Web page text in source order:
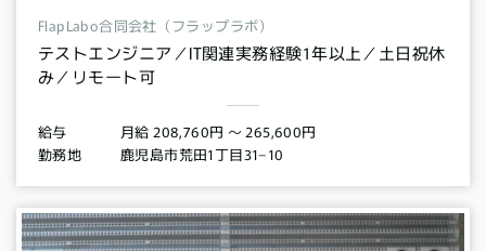
FlapLabo合同会社（フラップラボ）
テストエンジニア／IT関連実務経験1年以上／土日祝休
み／リモート可
給与 月給 208,760円 〜 265,600円
勤務地 鹿児島市荒田1丁目31−10